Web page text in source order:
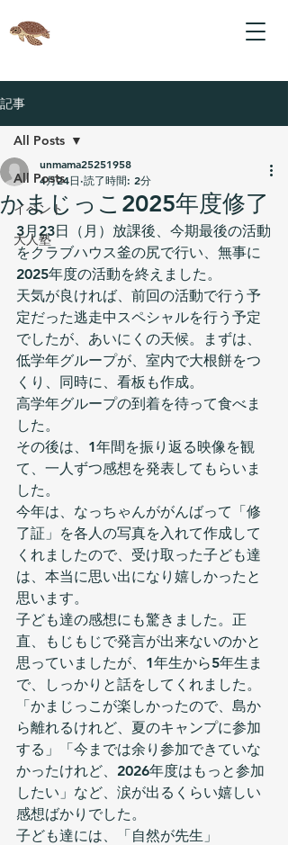
記事
All Posts
イベント
大人塾
All Posts
かまじっこ2025年度修了
unmama25251958
4月24日 読了時間: 2分
3月23日（月）放課後、今期最後の活動
をクラブハウス釜の尻で行い、無事に
2025年度の活動を終えました。
天気が良ければ、前回の活動で行う予
定だった逃走中スペシャルを行う予定
でしたが、あいにくの天候。まずは、
低学年グループが、室内で大根餅をつ
くり、同時に、看板も作成。
高学年グループの到着を待って食べま
した。
その後は、1年間を振り返る映像を観
て、一人ずつ感想を発表してもらいま
した。
今年は、なっちゃんががんばって「修
了証」を各人の写真を入れて作成して
くれましたので、受け取った子ども達
は、本当に思い出になり嬉しかったと
思います。
子ども達の感想にも驚きました。正
直、もじもじで発言が出来ないのかと
思っていましたが、1年生から5年生ま
で、しっかりと話をしてくれました。
「かまじっこが楽しかったので、島か
ら離れるけれど、夏のキャンプに参加
する」「今までは余り参加できていな
かったけれど、2026年度はもっと参加
したい」など、涙が出るくらい嬉しい
感想ばかりでした。
子ども達には、「自然が先生」